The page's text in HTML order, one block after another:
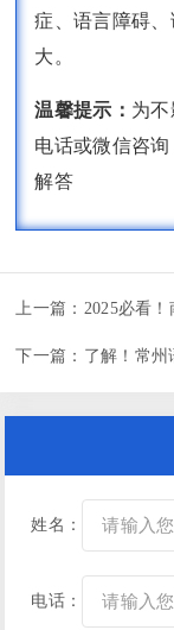
症、语言障碍
大。
温馨提示： 为
电话或微信咨
解答
上一篇：
下一篇： 了解！常州
姓名：
电话：